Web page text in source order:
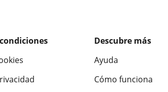
Descubre más
Ayuda
Cómo funciona